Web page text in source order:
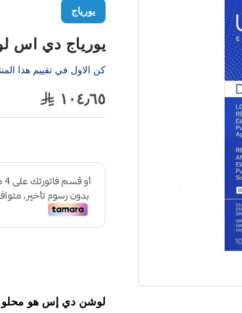
يورياج
يورياج دي اس لوشن
كن الاول في تقييم هذا
١٠٤٫٦٥
لوشن دي إس هو